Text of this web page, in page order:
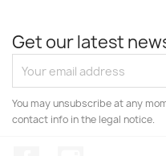
Get our latest
You may unsubscribe at any
contact info in the legal notice.